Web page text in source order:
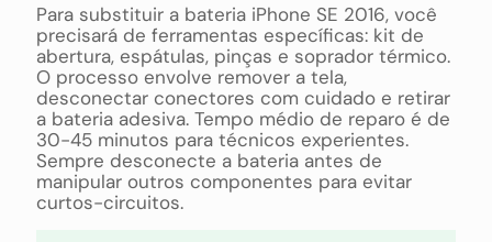
Para substituir a bateria iPhone SE 2016, você
precisará de ferramentas específicas: kit de
abertura, espátulas, pinças e soprador térmico.
O processo envolve remover a tela,
desconectar conectores com cuidado e retirar
a bateria adesiva. Tempo médio de reparo é de
30-45 minutos para técnicos experientes.
Sempre desconecte a bateria antes de
manipular outros componentes para evitar
curtos-circuitos.